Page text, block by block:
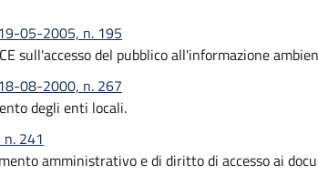
05-2005, n. 195
sull'accesso del pubblico all'informazione
08-2000, n. 267
degli enti locali.
241
amministrativo e di diritto di accesso ai